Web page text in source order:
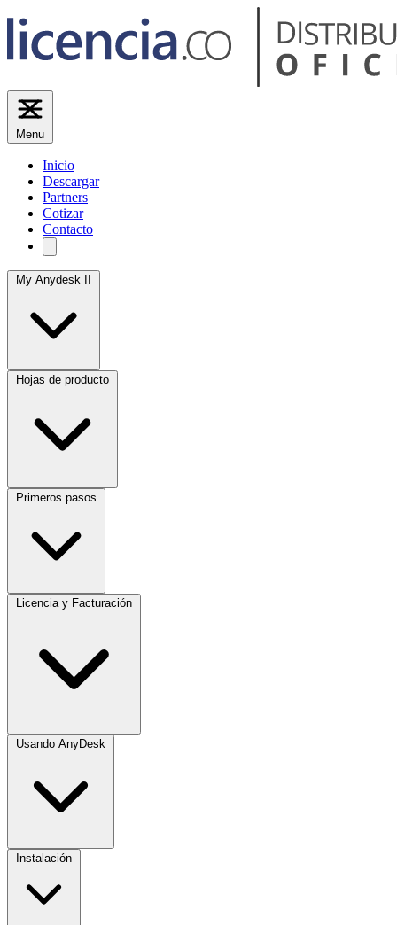
Menu
Inicio
Descargar
Partners
Cotizar
Contacto
My Anydesk II
Hojas de producto
Primeros pasos
Licencia y Facturación
Usando AnyDesk
Instalación